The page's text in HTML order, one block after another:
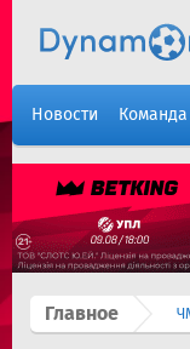
Новости Команда
Главное